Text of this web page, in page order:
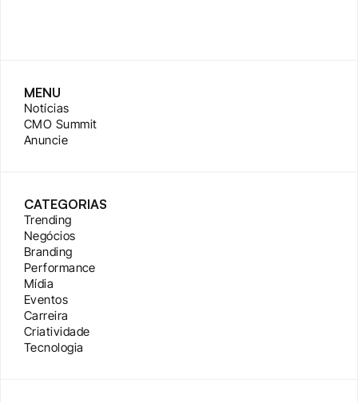
MENU
Notícias
CMO Summit
Anuncie
CATEGORIAS
Trending
Negócios
Branding
Performance
Mídia
Eventos
Carreira
Criatividade
Tecnologia